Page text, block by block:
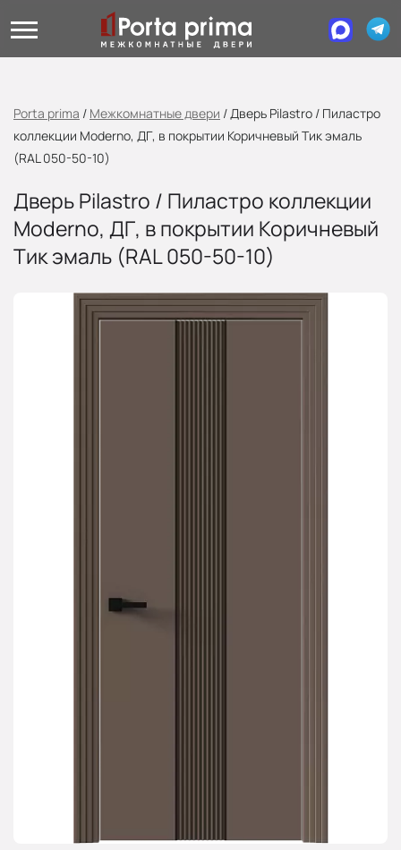
Porta prima / Межкомнатные двери /Дверь Pilastro / Пиластро
коллекции Moderno, ДГ, в покрытии Коричневый Тик эмаль
(RAL 050-50-10)
Дверь Pilastro / Пиластро коллекции
Moderno, ДГ, в покрытии Коричневый
Тик эмаль (RAL 050-50-10)